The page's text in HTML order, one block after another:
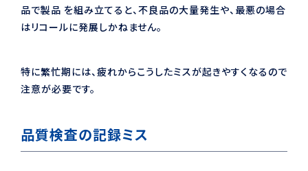
品で製品 を組み立てると、不良品の大量発生や、最悪の場合
はリコールに発展しかねません。
特に繁忙期には、疲れからこうしたミスが起きやすくなるので
注意が必要です。
品質検査の記録ミス